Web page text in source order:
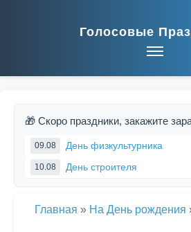
Голосовые
🎁 Скоро праздники, закажите
09.08 День физкультурника
10.08 День строителя
Главная » На День рождения